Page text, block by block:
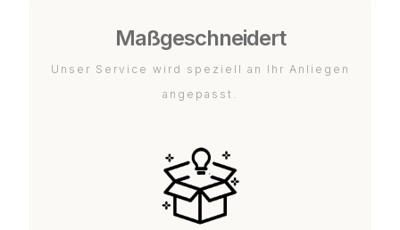
Maßgeschneidert
Unser Service wird speziell an Ihr Anliegen
angepasst.